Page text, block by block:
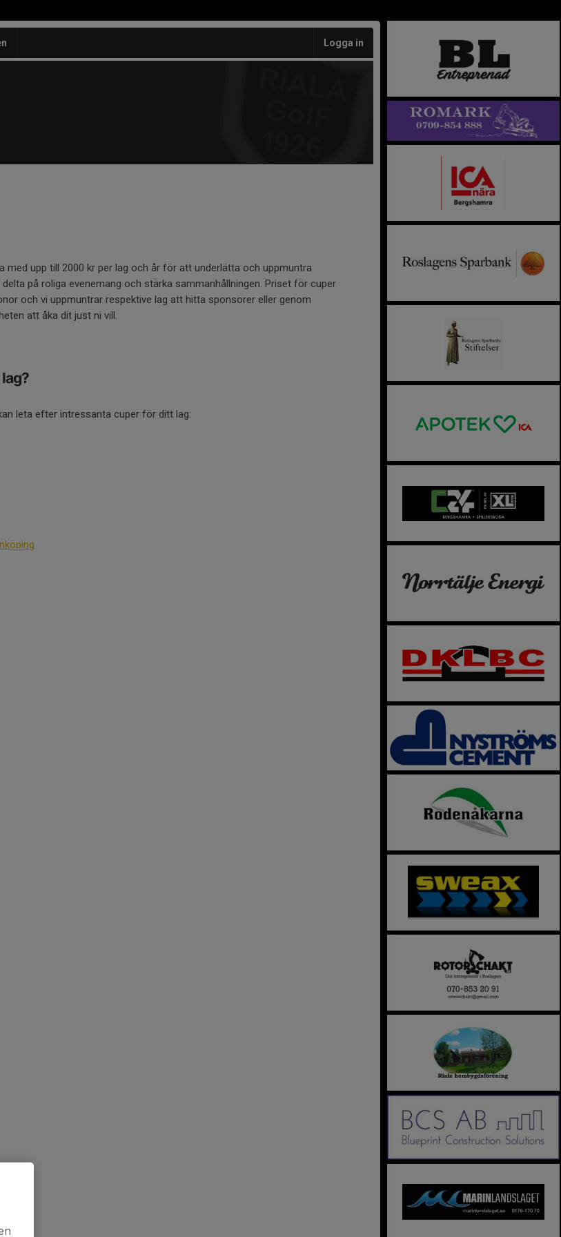
Logga in
med upp till 2000 kr per lag och år för att underlätta och uppmuntra
på roliga evenemang och stärka sammanhållningen. Priset för cuper
och vi uppmuntrar respektive lag att hitta sponsorer eller genom
att åka dit just ni vill.
leta efter intressanta cuper för ditt lag: